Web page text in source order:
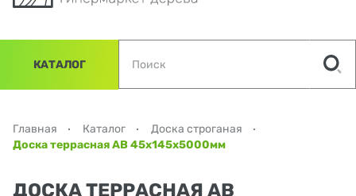
КАТАЛОГ
Главная Каталог
Доска строганая
Доска террасная АВ 45х145х5000мм
ДОСКА ТЕРРАСНАЯ АВ